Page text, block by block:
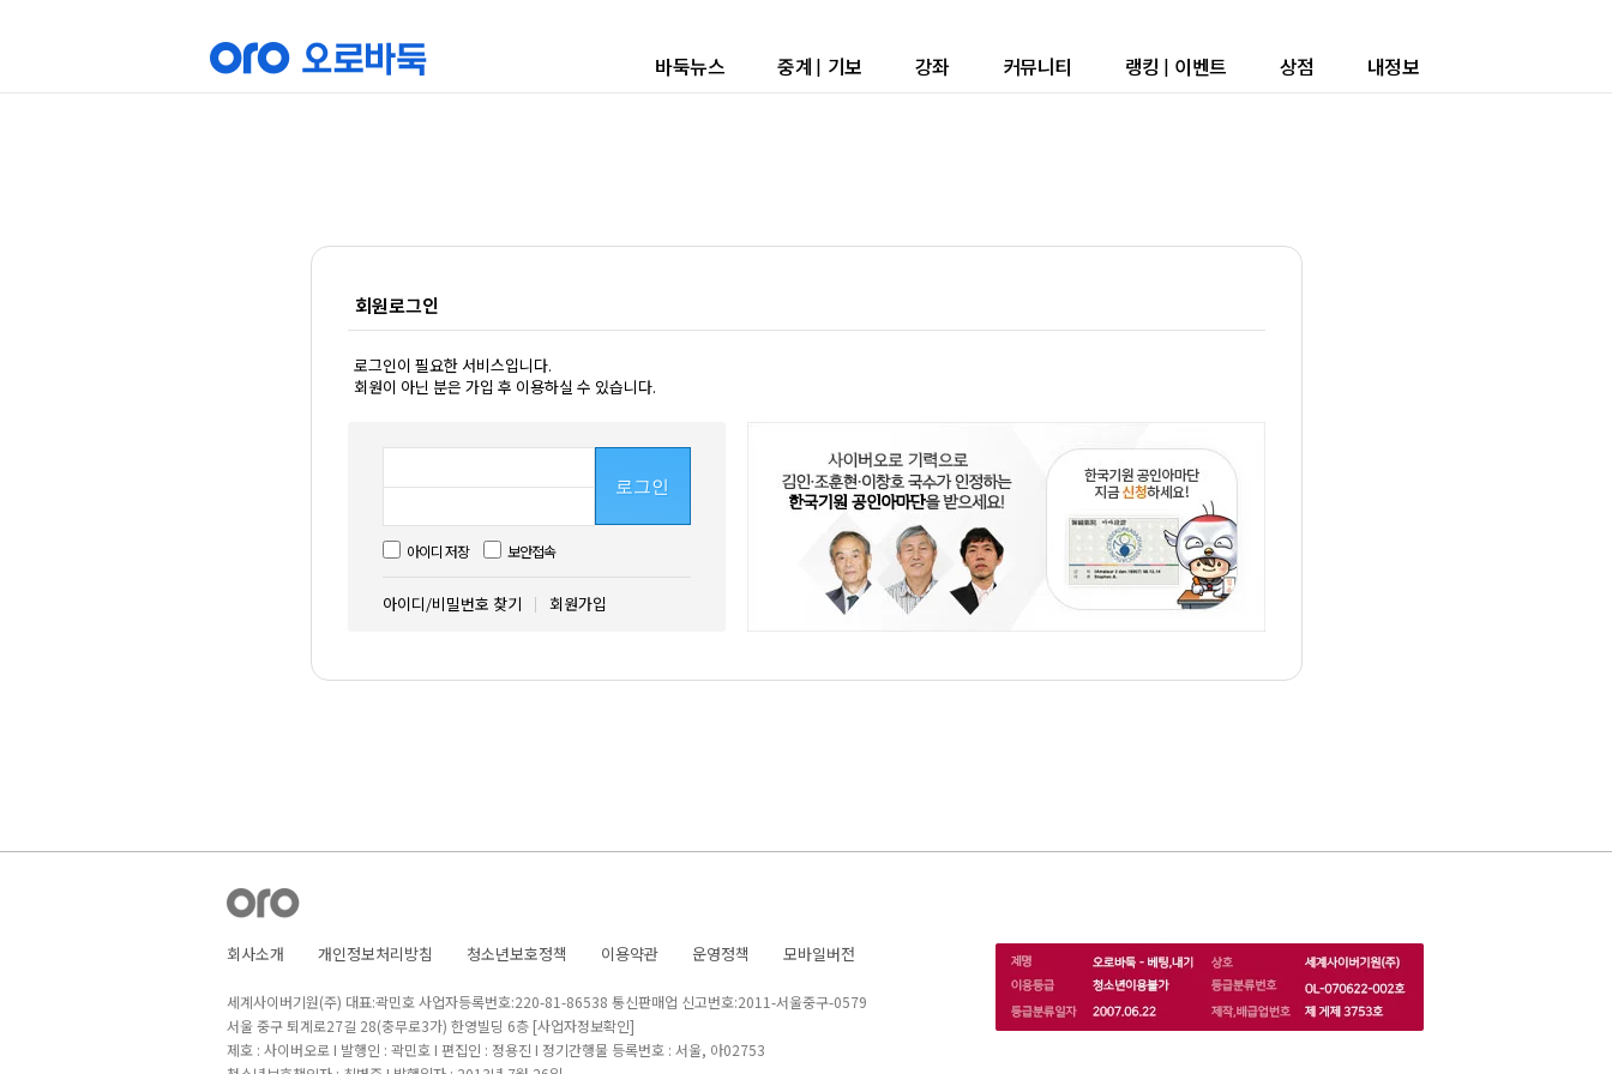
바둑뉴스 중계 | 기보 강좌 커뮤니티 랭킹 | 이벤트 상점 내정보
회원로그인
로그인이 필요한 서비스입니다.
회원이 아닌 분은 가입 후 이용하실 수 있습니다.
로그인
아이디 저장 보안접속
아이디/비밀번호 찾기 회원가입
회사소개 개인정보처리방침 청소년보호정책 이용약관 운영정책 모바일버전
세계사이버기원(주) 대표:곽민호 사업자등록번호:220-81-86538 통신판매업 신고번호:2011-서울중구-0579
서울 중구 퇴계로27길 28(충무로3가) 한영빌딩 6층 [사업자정보확인]
제호 : 사이버오로 I 발행인 : 곽민호 I 편집인 : 정용진 I 정기간행물 등록번호 : 서울, 아02753